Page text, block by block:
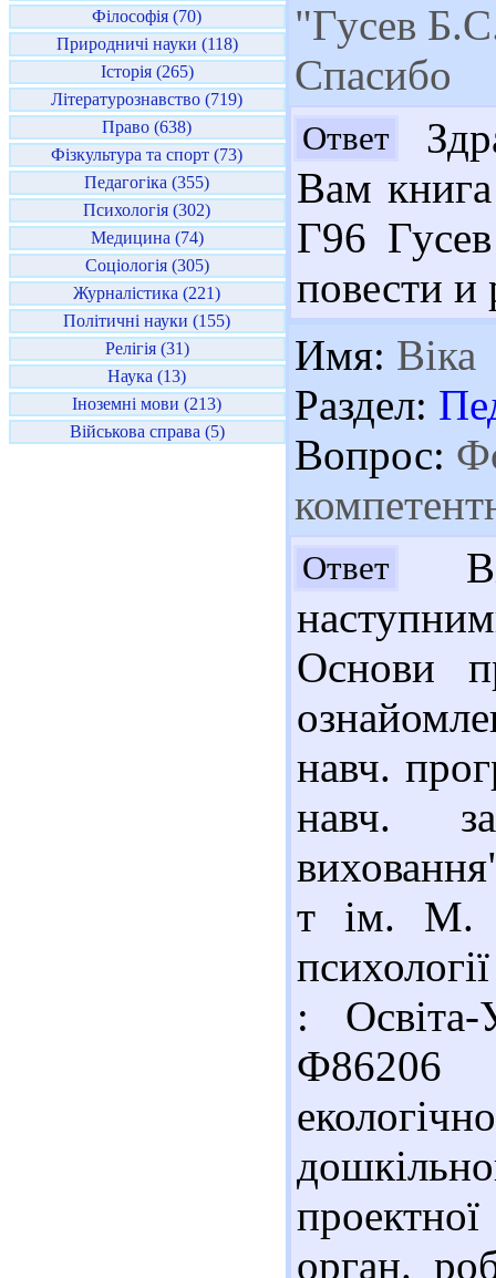
Філософія (70)
Природничі науки (118)
Історія (265)
Літературознавство (719)
Право (638)
Фізкультура та спорт (73)
Педагогіка (355)
Психологія (302)
Медицина (74)
Соціологія (305)
Журналістика (221)
Політичні науки (155)
Релігія (31)
Наука (13)
Іноземні мови (213)
Військова справа (5)
"Гусев
Спасибо
Ответ
Вам
Г96
повести и
Имя: Віка
Раздел:
Вопрос:
Ответ
Основи
навч.
навч.
т ім. М.
:
Ф86206
орган.